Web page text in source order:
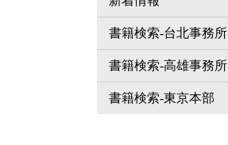
書籍検索-台北事務所
書籍検索-高雄事務所
書籍検索-東京本部